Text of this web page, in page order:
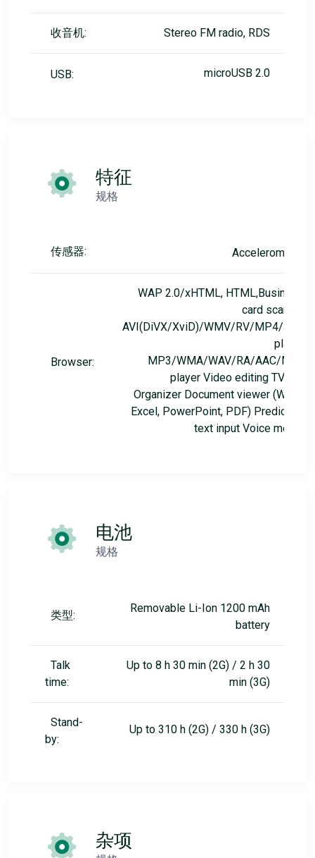
收音机: Stereo FM radio, RDS
USB: microUSB 2.0
特征
规格
传感器: Accelerometer
Browser:
WAP 2.0/xHTML, HTML,Business
card scanner
AVI(DiVX/XviD)/WMV/RV/MP4/3GP
player
MP3/WMA/WAV/RA/AAC/M4A
player Video editing TV-out
Organizer Document viewer (Word,
Excel, PowerPoint, PDF) Predictive
text input Voice memo
电池
规格
类型:
Removable Li-Ion 1200 mAh
battery
Talk
time:
Up to 8 h 30 min (2G) / 2 h 30
min (3G)
Stand-
by:
Up to 310 h (2G) / 330 h (3G)
杂项